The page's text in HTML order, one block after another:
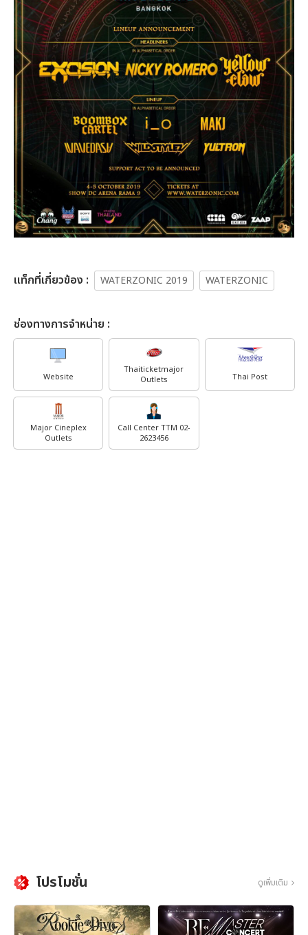
เเท็กที่เกี่ยวข้อง : WATERZONIC 2019 WATERZONIC
ช่องทางการจำหน่าย :
Website
Thaiticketmajor
Outlets
Thai Post
Major Cineplex
Outlets
Call Center TTM 02-
2623456
โปรโมชั่น ดูเพิ่มเติม